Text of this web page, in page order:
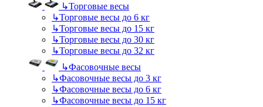
↳Торговые весы
↳Торговые весы до 6 кг
↳Торговые весы до 15 кг
↳Торговые весы до 30 кг
↳Торговые весы до 32 кг
↳Фасовочные весы
↳Фасовочные весы до 3 кг
↳Фасовочные весы до 6 кг
↳Фасовочные весы до 15 кг